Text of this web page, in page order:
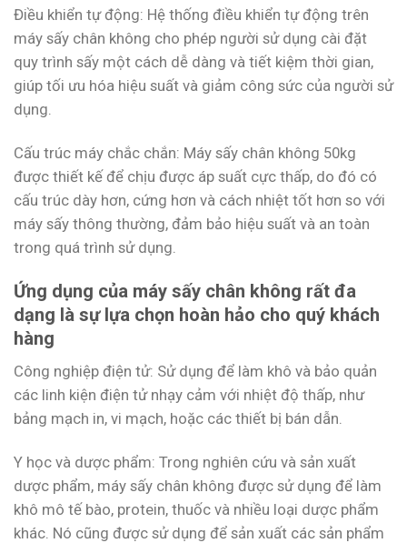
Điều khiển tự động: Hệ thống điều khiển tự động trên
máy sấy chân không cho phép người sử dụng cài đặt
quy trình sấy một cách dễ dàng và tiết kiệm thời gian,
giúp tối ưu hóa hiệu suất và giảm công sức của người sử
dụng.
Cấu trúc máy chắc chắn: Máy sấy chân không 50kg
được thiết kế để chịu được áp suất cực thấp, do đó có
cấu trúc dày hơn, cứng hơn và cách nhiệt tốt hơn so với
máy sấy thông thường, đảm bảo hiệu suất và an toàn
trong quá trình sử dụng.
Ứng dụng của máy sấy chân không rất đa
dạng là sự lựa chọn hoàn hảo cho quý khách
hàng
Công nghiệp điện tử: Sử dụng để làm khô và bảo quản
các linh kiện điện tử nhạy cảm với nhiệt độ thấp, như
bảng mạch in, vi mạch, hoặc các thiết bị bán dẫn.
Y học và dược phẩm: Trong nghiên cứu và sản xuất
dược phẩm, máy sấy chân không được sử dụng để làm
khô mô tế bào, protein, thuốc và nhiều loại dược phẩm
khác. Nó cũng được sử dụng để sản xuất các sản phẩm